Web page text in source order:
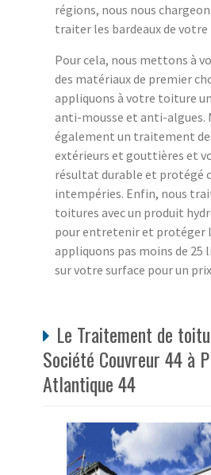
régions, nous nous
traiter les bardeaux de
Pour cela, nous mettons à
des matériaux de premier
appliquons à votre toiture
anti-mousse et anti-algues.
également un traitement
extérieurs et gouttières et
résultat durable et protégé
intempéries. Enfin, nous
toitures avec un produit
pour entretenir et protéger
appliquons pas moins de 25
sur votre surface pour un
Le Traitement de
Société Couvreur 44 à
Atlantique 44